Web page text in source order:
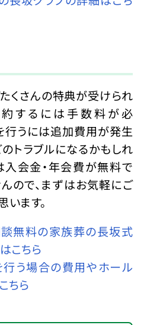
くさんの特典が受けられ
約するには手数料が必
行うには追加費用が発生
トラブルになるかもしれ
入会金・年会費が無料で
ので、まずはお気軽にご
ます。
無料の家族葬の長坂式
こちら
う場合の費用やホール
ちら